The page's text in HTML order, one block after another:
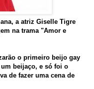
a atriz Giselle Tigre
na trama "Amor e
o primeiro beijo gay
beijaço, e só foi o
de fazer uma cena de